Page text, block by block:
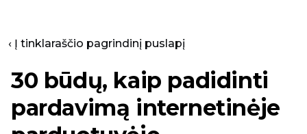
‹ Į tinklaraščio pagrindinį puslapį
30 būdų, kaip padidinti
pardavimą internetinėje